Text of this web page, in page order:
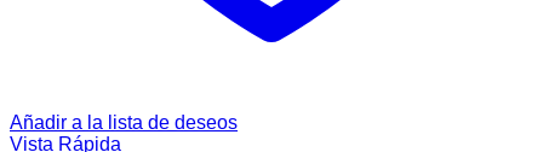
Añadir a la lista de deseos
Vista Rápida